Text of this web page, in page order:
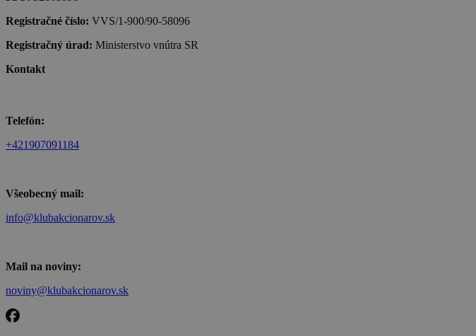
Registračné číslo: VVS/1-900/90-58096
Registračný úrad: Ministerstvo vnútra SR
Kontakt
Telefón:
+421907091184
Všeobecný mail:
info@klubakcionarov.sk
Mail na noviny:
noviny@klubakcionarov.sk